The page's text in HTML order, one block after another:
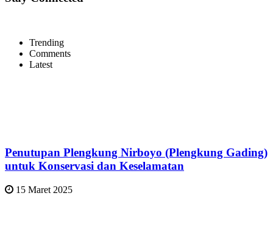
Trending
Comments
Latest
Penutupan Plengkung Nirboyo (Plengkung Gading)
untuk Konservasi dan Keselamatan
15 Maret 2025